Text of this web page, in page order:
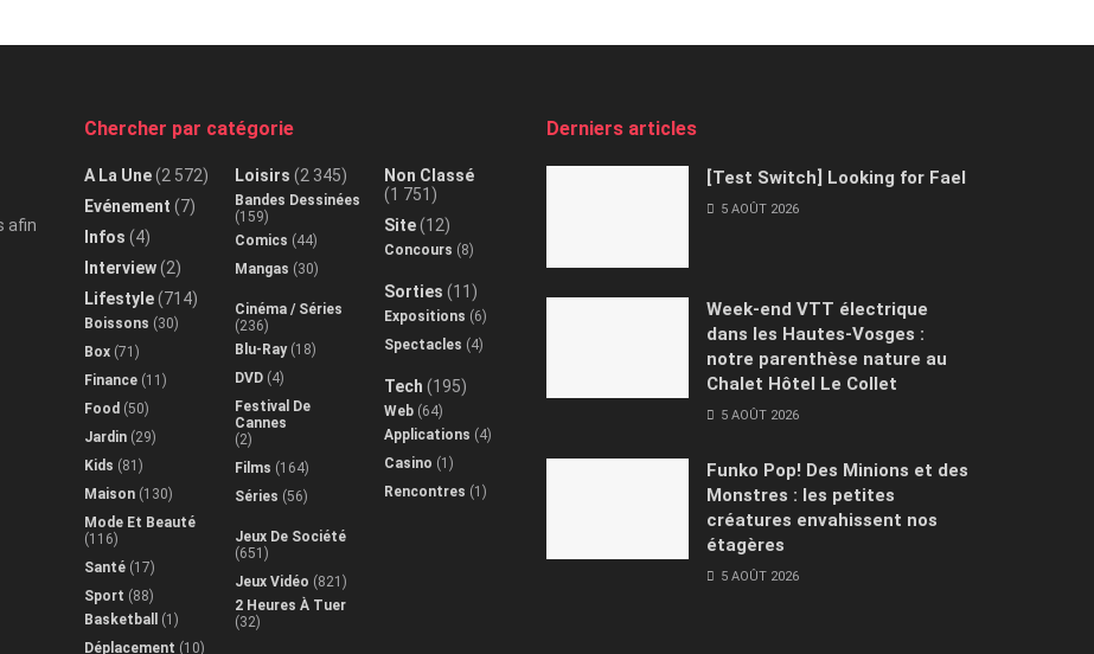
afin
Chercher par catégorie
A La Une(2 572)
Evénement (7)
Infos (4)
Interview(2)
Lifestyle(714)
Boissons (30)
Box (71)
Finance (11)
Food (50)
Jardin (29)
Kids (81)
Maison (130)
Mode Et Beauté
(116)
Santé (17)
Sport (88)
Basketball
(1)
Déplacement (10)
Loisirs (2 345)
Bandes Dessinées
(159)
Comics (44)
Mangas (30)
Cinéma / Séries
(236)
Blu-Ray(18)
DVD(4)
Festival De
Cannes
(2)
Films (164)
Séries (56)
Jeux De Société
(651)
Jeux Vidéo (821)
2 Heures À Tuer
(32)
Non Classé
(1 751)
Site(12)
Concours (8)
Sorties (11)
Expositions (6)
Spectacles (4)
Tech (195)
Web (64)
Applications (4)
Casino (1)
Rencontres (1)
Derniers articles
[Test Switch] Looking for Fael
5 AOÛT 2026
Week-end VTT électrique
dans les Hautes-Vosges :
notre parenthèse nature au
Chalet Hôtel Le Collet
5 AOÛT 2026
Funko Pop! Des Minions et des
Monstres : les petites
créatures envahissent nos
étagères
5 AOÛT 2026